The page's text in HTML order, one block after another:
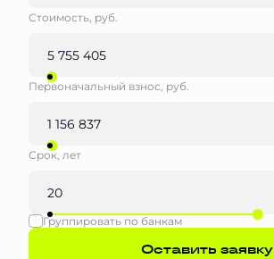
Стоимость, руб.
Первоначальный взнос, руб.
Срок, лет
Группировать по банкам
Оставить заявку